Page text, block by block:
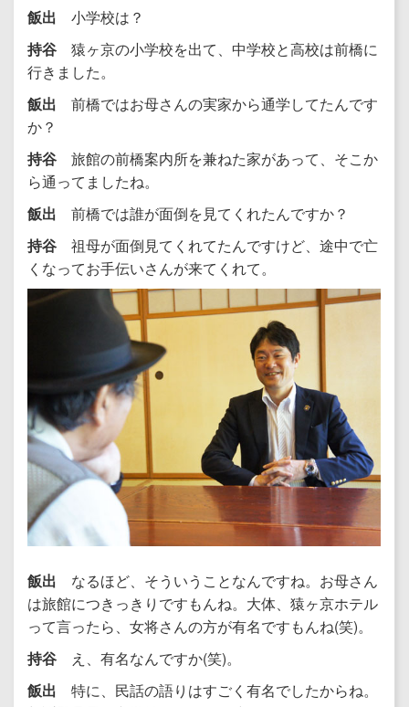
飯出 小学校は？
持谷 猿ヶ京の小学校を出て、中学校と高校は前橋に
行きました。
飯出 前橋ではお母さんの実家から通学してたんです
か？
持谷 旅館の前橋案内所を兼ねた家があって、そこか
ら通ってましたね。
飯出 前橋では誰が面倒を見てくれたんですか？
持谷 祖母が面倒見てくれてたんですけど、途中で亡
くなってお手伝いさんが来てくれて。
飯出 なるほど、そういうことなんですね。お母さん
は旅館につきっきりですもんね。大体、猿ヶ京ホテル
って言ったら、女将さんの方が有名ですもんね(笑)。
持谷 え、有名なんですか(笑)。
飯出 特に、民話の語りはすごく有名でしたからね。